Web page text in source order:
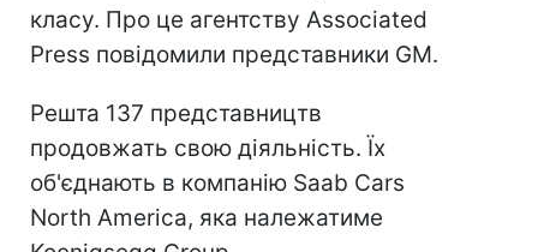
класу. Про це агентству Associated
Press повідомили представники GM.
Решта 137 представництв
продовжать свою діяльність. Їх
об'єднають в компанію Saab Cars
North America, яка належатиме